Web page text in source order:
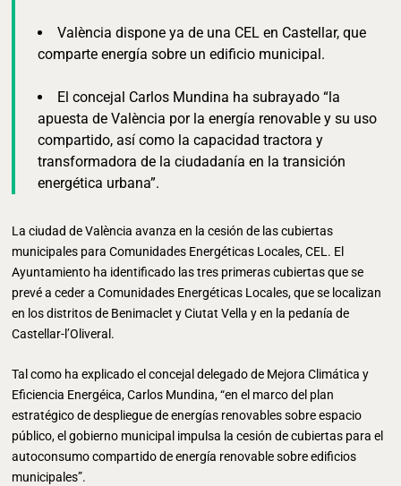
València dispone ya de una CEL en Castellar, que
comparte energía sobre un edificio municipal.
El concejal Carlos Mundina ha subrayado “la
apuesta de València por la energía renovable y su uso
compartido, así como la capacidad tractora y
transformadora de la ciudadanía en la transición
energética urbana”.
La ciudad de València avanza en la cesión de las cubiertas
municipales para Comunidades Energéticas Locales, CEL. El
Ayuntamiento ha identificado las tres primeras cubiertas que se
prevé a ceder a Comunidades Energéticas Locales, que se localizan
en los distritos de Benimaclet y Ciutat Vella y en la pedanía de
Castellar-l’Oliveral.
Tal como ha explicado el concejal delegado de Mejora Climática y
Eficiencia Energéica, Carlos Mundina, “en el marco del plan
estratégico de despliegue de energías renovables sobre espacio
público, el gobierno municipal impulsa la cesión de cubiertas para el
autoconsumo compartido de energía renovable sobre edificios
municipales”.